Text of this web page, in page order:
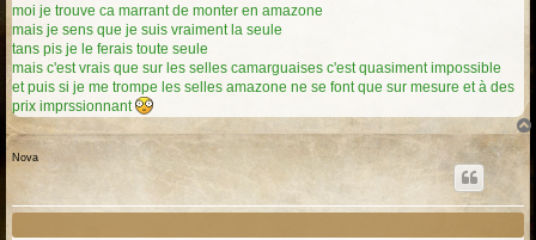
s
s
a
g
moi je trouve ca marrant de monter en amazone
mais je sens que je suis vraiment la seule
tans pis je le ferais toute seule
mais c'est vrais que sur les selles camarguaises c'est quasiment impossible
et puis si je me trompe les selles amazone ne se font que sur mesure et à des
prix imprssionnant
Nova